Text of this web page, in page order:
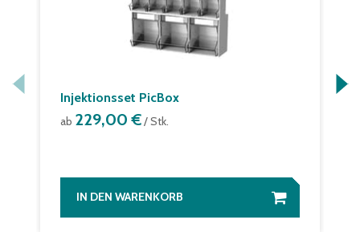
Injektionsset PicBox
ab 229,00 €/ Stk.
IN DEN WARENKORB